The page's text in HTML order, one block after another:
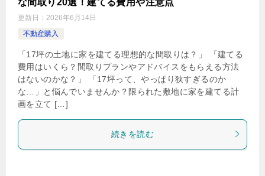
更新日： 2026年6月14日
不動産購入
「17坪の土地に家を建てる理想的な間取りは？」 「建てる
費用はいくら？間取りプランやアドバイスをもらえる方法
はないのかな？」 「17坪って、やっぱり狭すぎるのか
な…」と悩んでいませんか？限られた敷地に家を建てる計
画を立て […]
続きを読む